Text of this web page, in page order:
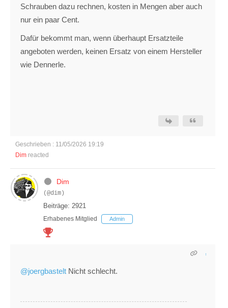
Schrauben dazu rechnen, kosten in Mengen aber auch
nur ein paar Cent.
Dafür bekommt man, wenn überhaupt Ersatzteile
angeboten werden, keinen Ersatz von einem Hersteller
wie Dennerle.
Geschrieben : 11/05/2026 19:19
Dim reacted
Dim
(@dim)
Beiträge: 2921
Erhabenes Mitglied Admin
@joergbastelt Nicht schlecht.